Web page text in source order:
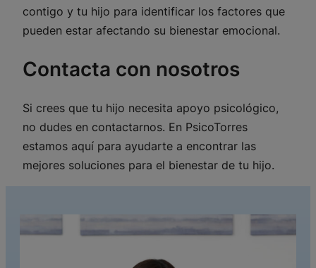
contigo y tu hijo para identificar los factores que
pueden estar afectando su bienestar emocional.
Contacta con nosotros
Si crees que tu hijo necesita apoyo psicológico,
no dudes en contactarnos. En PsicoTorres
estamos aquí para ayudarte a encontrar las
mejores soluciones para el bienestar de tu hijo.